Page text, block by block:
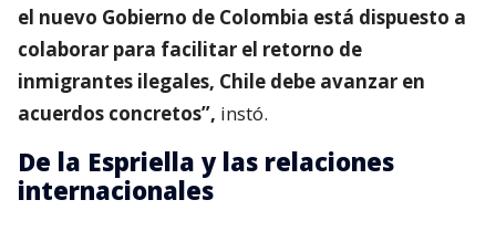
el nuevo Gobierno de Colombia está dispuesto a
colaborar para facilitar el retorno de
inmigrantes ilegales, Chile debe avanzar en
acuerdos concretos”, instó.
De la Espriella y las relaciones
internacionales